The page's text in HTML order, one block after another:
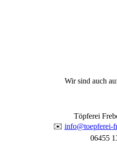
Wir sind auch
Töpferei
✉️ info@toepferei-
06455